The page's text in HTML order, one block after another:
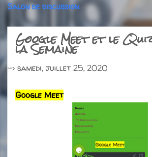
Salon de discussion
Google Meet et le
la Semaine
-> samedi, juillet 25, 2020
Google Meet